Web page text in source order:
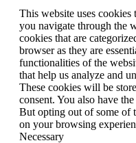
This website uses
you navigate through the
cookies that are
browser as they are
functionalities of the
that help us analyze and
These cookies will be
consent. You also have
But opting out of some of
on your browsing
Necessary